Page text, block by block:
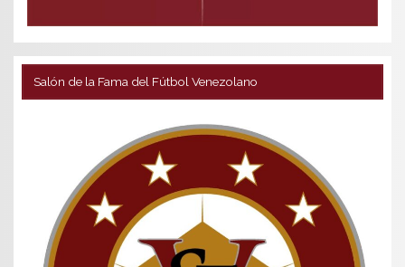
Salón de la Fama del Fútbol Venezolano